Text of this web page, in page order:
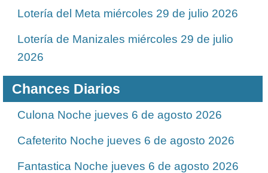
Lotería del Meta miércoles 29 de julio 2026
Lotería de Manizales miércoles 29 de julio
2026
Chances Diarios
Culona Noche jueves 6 de agosto 2026
Cafeterito Noche jueves 6 de agosto 2026
Fantastica Noche jueves 6 de agosto 2026